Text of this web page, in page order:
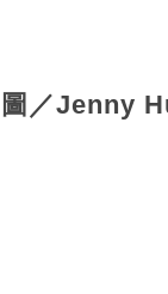
／Jenny